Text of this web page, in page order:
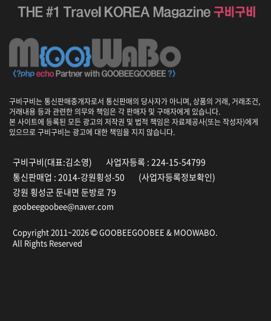
구비구비는 통신판매중개자로서 통신판매의 당사자가 아니며, 상품의 거래, 거래조건,
거래내용 등과 관련한 의무와 책임은 각 판매자 및 구매자에게 있습니다.
본 사이트에 등록된 모든 광고의 저작권 및 법적 책임은 자료제공사(또는 작성자)에게
있으므로 구비구비는 광고에 대한 책임을 지지 않습니다.
구비구비(대표:김소영)
사업자등록 : 224-15-54799
통신판매업 : 2014-강원횡성-50
(사업자등록정보확인)
강원 횡성군 둔내면 둔방로 79
goobeegoobee@naver.com
Copyright 2011~2026 GOOBEEGOOBEE & MOOWABO.
All Rights Reserved